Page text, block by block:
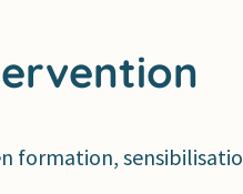
formation,